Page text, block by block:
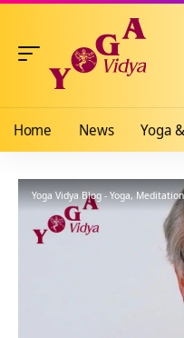
Home News Yoga
Yoga Vidya Blog - Yoga,